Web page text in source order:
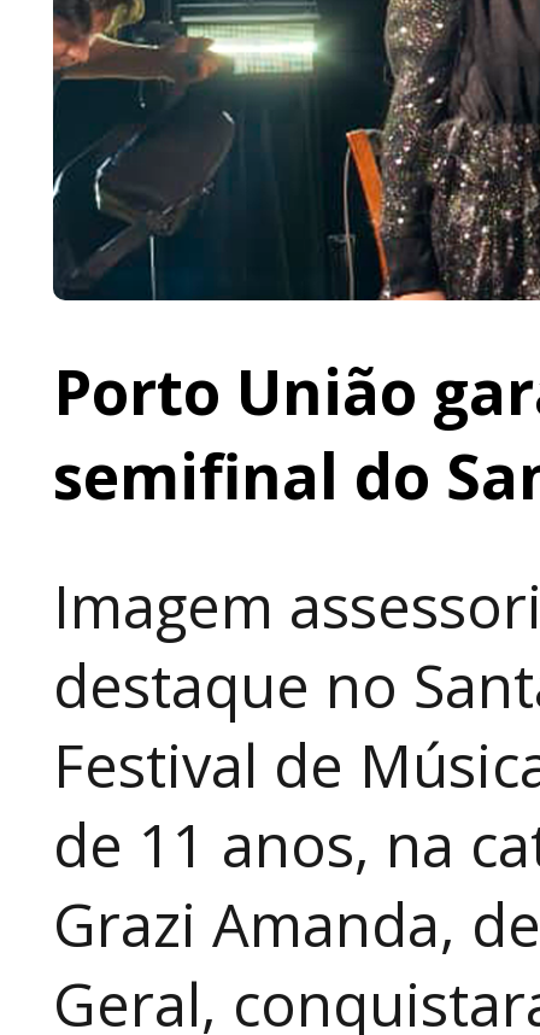
Porto União
semifinal do
Imagem
destaque no
Festival de
de 11 anos, na
Grazi Amanda,
Geral,